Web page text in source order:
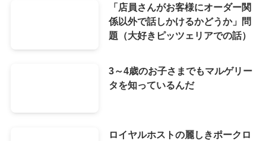
「店員さんがお客様にオーダー関
係以外で話しかけるかどうか」問
題（大好きピッツェリアでの話）
3～4歳のお子さまでもマルゲリー
タを知っているんだ
ロイヤルホストの麗しきポークロ